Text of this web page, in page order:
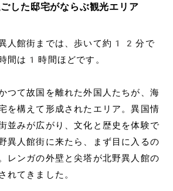
した邸宅がならぶ観光エリア
人館街までは、歩いて約12分で
間は1時間ほどです。
つて故国を離れた外国人たちが、海
を構えて形成されたエリア。異国情
並みが広がり、文化と歴史を体験で
異人館街に来たら、まず目に入るの
レンガの外壁と尖塔が北野異人館の
れてきました。